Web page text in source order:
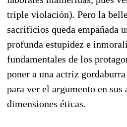
triple violación). Pero la
sacrificios queda empañada
profunda estupidez e
fundamentales de los
poner a una actriz
para ver el argumento en sus
dimensiones éticas.